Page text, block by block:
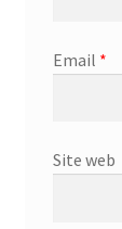
Email *
Site web